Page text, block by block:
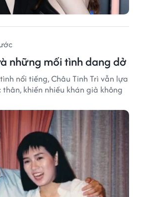
những mối tình dang dở
nổi tiếng, Châu Tinh Trì vẫn lựa
thân, khiến nhiều khán giả không